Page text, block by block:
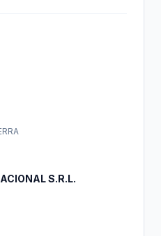
S.R.L.